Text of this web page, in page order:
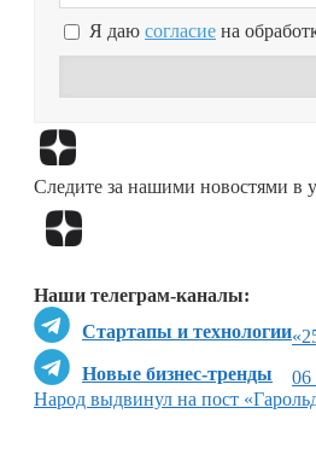
Я даю согласие на
Следите за нашими новостями в
Наши телеграм-каналы:
Стартапы и технологии
Новые бизнес-тренды
06
Народ выдвинул на пост